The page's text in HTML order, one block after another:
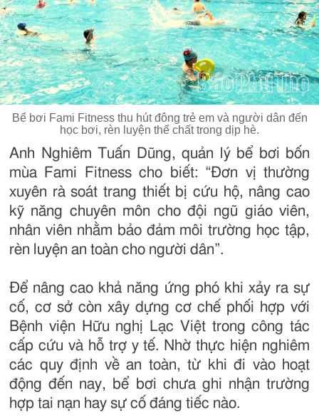
Bể bơi Fami Fitness thu hút đông trẻ em và người dân đến
học bơi, rèn luyện thể chất trong dịp hè.
Anh Nghiêm Tuấn Dũng, quản lý bể bơi bốn
mùa Fami Fitness cho biết: “Đơn vị thường
xuyên rà soát trang thiết bị cứu hộ, nâng cao
kỹ năng chuyên môn cho đội ngũ giáo viên,
nhân viên nhằm bảo đảm môi trường học tập,
rèn luyện an toàn cho người dân”.
Để nâng cao khả năng ứng phó khi xảy ra sự
cố, cơ sở còn xây dựng cơ chế phối hợp với
Bệnh viện Hữu nghị Lạc Việt trong công tác
cấp cứu và hỗ trợ y tế. Nhờ thực hiện nghiêm
các quy định về an toàn, từ khi đi vào hoạt
động đến nay, bể bơi chưa ghi nhận trường
hợp tai nạn hay sự cố đáng tiếc nào.